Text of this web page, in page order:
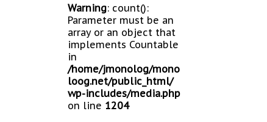
Warning: count():
Parameter must be an
array or an object that
implements Countable
in
/home/jmonolog/mono
loog.net/public_html/
wp-includes/media.php
on line 1204